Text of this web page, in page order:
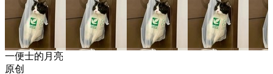
一便士的月亮
原创